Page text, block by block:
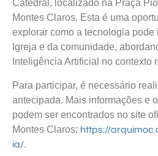
Catedral, localizado na Praça
Montes Claros. Esta é uma
explorar como a tecnologia pode
Igreja e da comunidade,
Inteligência Artificial no contexto
Para participar, é necessário
antecipada. Mais informações e
podem ser encontrados no site
Montes Claros: https://
ia/.